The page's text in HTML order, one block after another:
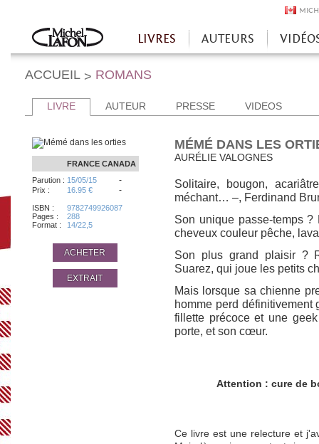
Accueil
LIVRES AUTEURS
ACCUEIL > ROMANS
LIVRE AUTEUR PRESSE VIDEOS
FRANCE CANADA
Parution : 15/05/15 -
Prix : 16.95 € -
ISBN :
9782749926087
Pages :
288
Format :
14/22,5
ACHETER
EXTRAIT
MÉMÉ DANS LES
AURÉLIE VALOGNES
Solitaire, bougon,
méchant… –, Ferdinand
Son unique passe-temps
cheveux couleur pêche,
Son plus grand plaisir ?
Suarez, qui joue les petits
Mais lorsque sa chienne
homme perd
fillette précoce et une
porte, et son cœur.
Attention : cure de
Ce livre est une relecture et